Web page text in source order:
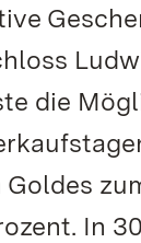
die
Goldes
In